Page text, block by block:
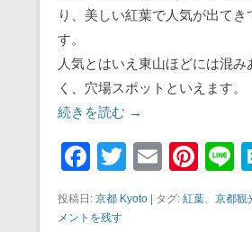
り、美しい紅葉で人気が出てき
す。
人気とはいえ東山ほどには混み
く、穴場スポットといえます。
続きを読む →
F
a
c
T
wi
tt
E
m
ail
Pi
nt
er
n
e
投稿日: 京都 Kyoto タグ: 紅葉、 京都観
メントを残す